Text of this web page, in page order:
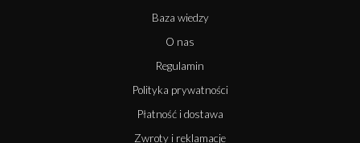
Baza wiedzy
O nas
Regulamin
Polityka prywatności
Płatność i dostawa
Zwroty i reklamacje